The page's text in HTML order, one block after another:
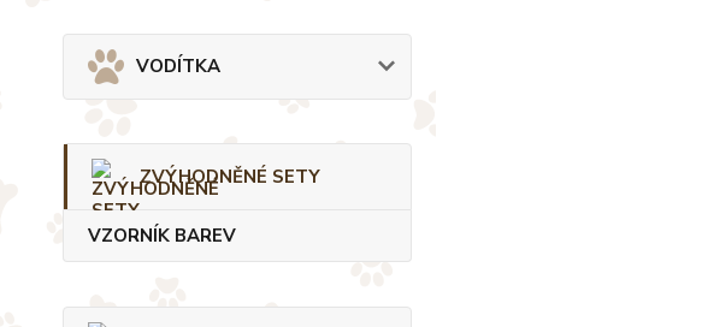
VODÍTKA
ZVÝHODNĚNÉ SETY
VZORNÍK BAREV